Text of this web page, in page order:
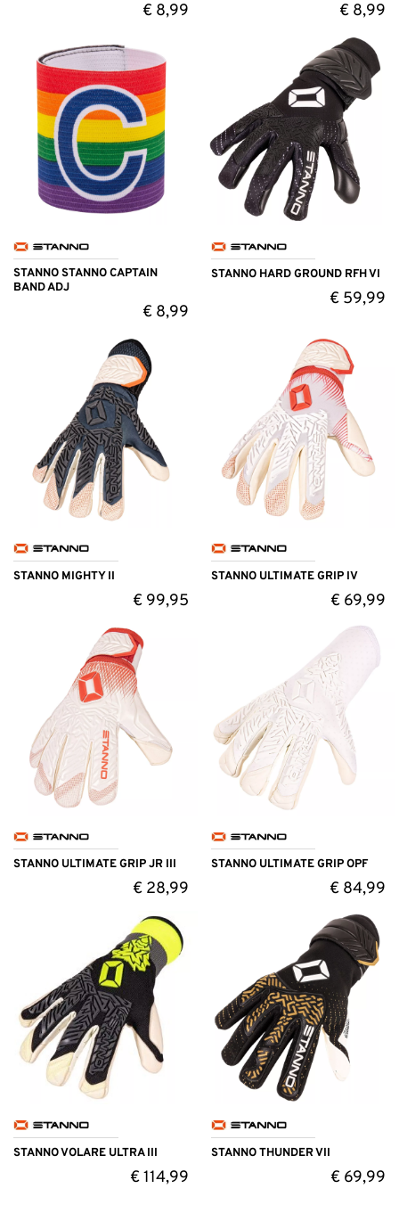
€8,99 € 8,99
STANNO STANNO CAPTAIN
BAND ADJ
€8,99
STANNO HARD GROUND RFH VI
€ 59,99
STANNO MIGHTY II
€99,95
STANNO ULTIMATE GRIP IV
€ 69,99
STANNO ULTIMATE GRIP JR III
€28,99
STANNO ULTIMATE GRIP OPF
€ 84,99
STANNO VOLARE ULTRA III
€114,99
STANNO THUNDER VII
€ 69,99